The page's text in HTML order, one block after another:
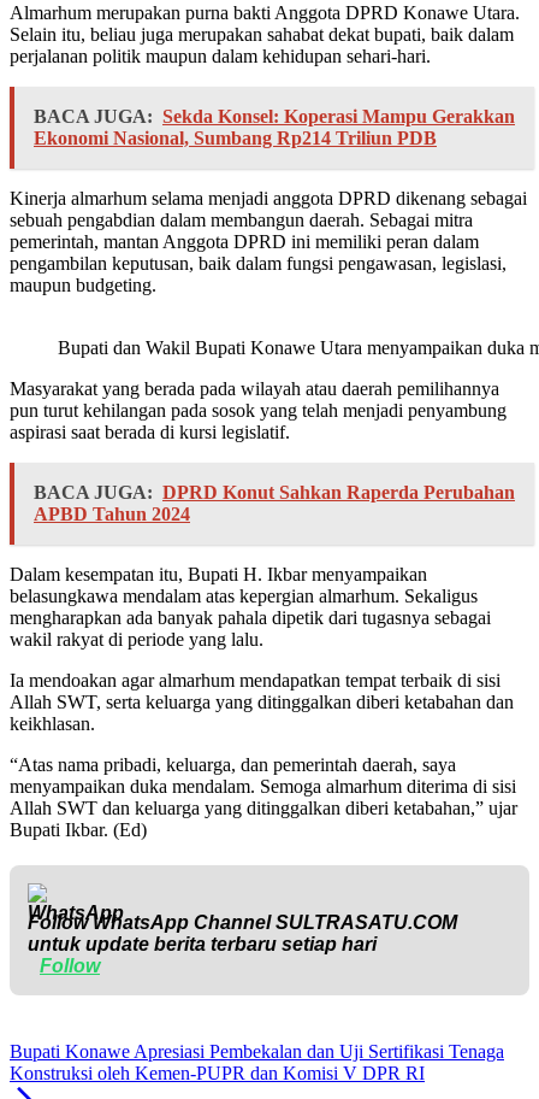
Almarhum merupakan purna bakti Anggota DPRD Konawe Utara.
Selain itu, beliau juga merupakan sahabat dekat bupati, baik dalam
perjalanan politik maupun dalam kehidupan sehari-hari.
BACA JUGA: Sekda Konsel: Koperasi Mampu Gerakkan
Ekonomi Nasional, Sumbang Rp214 Triliun PDB
Kinerja almarhum selama menjadi anggota DPRD dikenang sebagai
sebuah pengabdian dalam membangun daerah. Sebagai mitra
pemerintah, mantan Anggota DPRD ini memiliki peran dalam
pengambilan keputusan, baik dalam fungsi pengawasan, legislasi,
maupun budgeting.
Bupati dan Wakil Bupati Konawe Utara menyampaikan duka
Masyarakat yang berada pada wilayah atau daerah pemilihannya
pun turut kehilangan pada sosok yang telah menjadi penyambung
aspirasi saat berada di kursi legislatif.
BACA JUGA: DPRD Konut Sahkan Raperda Perubahan
APBD Tahun 2024
Dalam kesempatan itu, Bupati H. Ikbar menyampaikan
belasungkawa mendalam atas kepergian almarhum. Sekaligus
mengharapkan ada banyak pahala dipetik dari tugasnya sebagai
wakil rakyat di periode yang lalu.
Ia mendoakan agar almarhum mendapatkan tempat terbaik di sisi
Allah SWT, serta keluarga yang ditinggalkan diberi ketabahan dan
keikhlasan.
“Atas nama pribadi, keluarga, dan pemerintah daerah, saya
menyampaikan duka mendalam. Semoga almarhum diterima di sisi
Allah SWT dan keluarga yang ditinggalkan diberi ketabahan,” ujar
Bupati Ikbar. (Ed)
Follow WhatsApp ChannelSULTRASATU.COM
untuk update berita terbaru setiap hari
Follow
Bupati Konawe Apresiasi Pembekalan dan Uji Sertifikasi Tenaga
Konstruksi oleh Kemen-PUPR dan Komisi V DPR RI